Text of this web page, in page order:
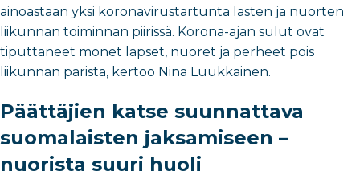
ainoastaan yksi koronavirustartunta lasten ja nuorten
liikunnan toiminnan piirissä. Korona-ajan sulut ovat
tiputtaneet monet lapset, nuoret ja perheet pois
liikunnan parista, kertoo Nina Luukkainen.
Päättäjien katse suunnattava
suomalaisten jaksamiseen –
nuorista suuri huoli